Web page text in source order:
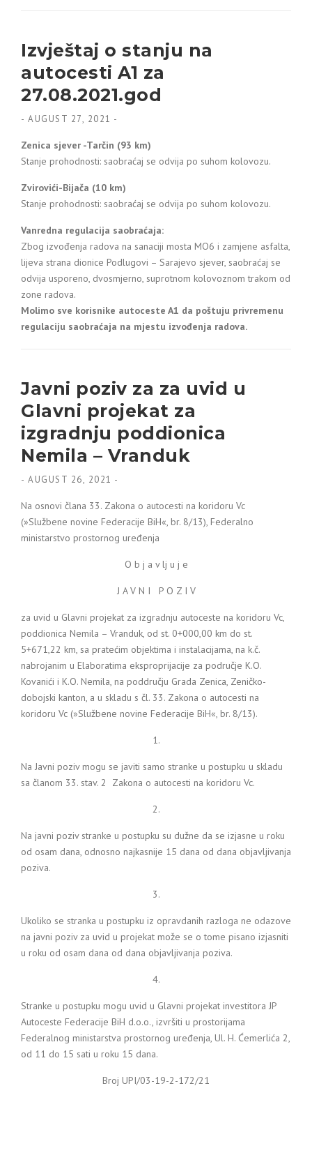
Izvještaj o stanju na
autocesti A1 za
27.08.2021.god
- AUGUST 27, 2021 -
Zenica sjever -Tarčin (93 km)
Stanje prohodnosti: saobraćaj se odvija po suhom kolovozu.
Zvirovići-Bijača (10 km)
Stanje prohodnosti: saobraćaj se odvija po suhom kolovozu.
Vanredna regulacija saobraćaja:
Zbog izvođenja radova na sanaciji mosta MO6 i zamjene asfalta,
lijeva strana dionice Podlugovi – Sarajevo sjever, saobraćaj se
odvija usporeno, dvosmjerno, suprotnom kolovoznom trakom od
zone radova.
Molimo sve korisnike autoceste A1 da poštuju privremenu
regulaciju saobraćaja na mjestu izvođenja radova.
Javni poziv za za uvid u
Glavni projekat za
izgradnju poddionica
Nemila – Vranduk
- AUGUST 26, 2021 -
Na osnovi člana 33. Zakona o autocesti na koridoru Vc
(»Službene novine Federacije BiH«, br. 8/13), Federalno
ministarstvo prostornog uređenja
O b j a v lj u j e
J A V N I P O Z I V
za uvid u Glavni projekat za izgradnju autoceste na koridoru Vc,
poddionica Nemila – Vranduk, od st. 0+000,00 km do st.
5+671,22 km, sa pratećim objektima i instalacijama, na k.č.
nabrojanim u Elaboratima eksproprijacije za područje K.O.
Kovanići i K.O. Nemila, na poddručju Grada Zenica, Zeničko-
dobojski kanton, a u skladu s čl. 33. Zakona o autocesti na
koridoru Vc (»Službene novine Federacije BiH«, br. 8/13).
1.
Na Javni poziv mogu se javiti samo stranke u postupku u skladu
sa članom 33. stav. 2 Zakona o autocesti na koridoru Vc.
2.
Na javni poziv stranke u postupku su dužne da se izjasne u roku
od osam dana, odnosno najkasnije 15 dana od dana objavljivanja
poziva.
3.
Ukoliko se stranka u postupku iz opravdanih razloga ne odazove
na javni poziv za uvid u projekat može se o tome pisano izjasniti
u roku od osam dana od dana objavljivanja poziva.
4.
Stranke u postupku mogu uvid u Glavni projekat investitora JP
Autoceste Federacije BiH d.o.o., izvršiti u prostorijama
Federalnog ministarstva prostornog uređenja, Ul. H. Ćemerlića 2,
od 11 do 15 sati u roku 15 dana.
Broj UPI/03-19-2-172/21